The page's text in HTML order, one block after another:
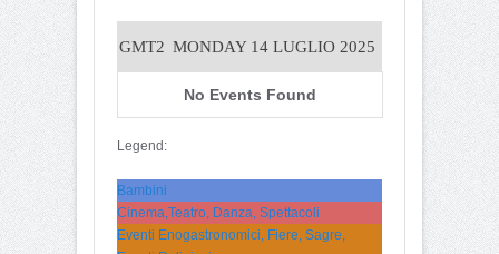
GMT2 MONDAY 14 LUGLIO 2025
No Events Found
Legend:
Bambini
Cinema,Teatro, Danza, Spettacoli
Eventi Enogastronomici, Fiere, Sagre,